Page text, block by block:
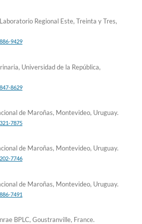
Regional Este, Treinta y Tres,
9429
Universidad de la República,
8629
de Maroñas, Montevideo, Uruguay.
7875
de Maroñas, Montevideo, Uruguay.
7746
de Maroñas, Montevideo, Uruguay.
7491
BPLC, Goustranville, France.